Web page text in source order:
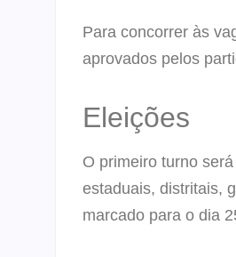
Para concorrer às
aprovados pelos
Eleições
O primeiro turno
estaduais, distritais,
marcado para o dia